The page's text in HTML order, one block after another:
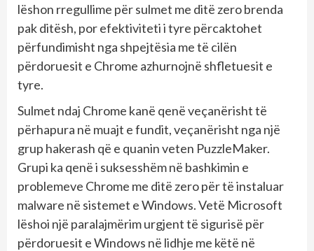
lëshon rregullime për sulmet me ditë zero brenda
pak ditësh, por efektiviteti i tyre përcaktohet
përfundimisht nga shpejtësia me të cilën
përdoruesit e Chrome azhurnojnë shfletuesit e
tyre.
Sulmet ndaj Chrome kanë qenë veçanërisht të
përhapura në muajt e fundit, veçanërisht nga një
grup hakerash që e quanin veten PuzzleMaker.
Grupi ka qenë i suksesshëm në bashkimin e
problemeve Chrome me ditë zero për të instaluar
malware në sistemet e Windows. Vetë Microsoft
lëshoi ​​një paralajmërim urgjent të sigurisë për
përdoruesit e Windows në lidhje me këtë në